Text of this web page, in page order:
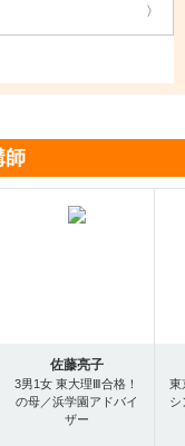
師
佐藤亮子
3男1女 東大理Ⅲ合格！
の母／浜学園アドバイ
ザー
東
シ